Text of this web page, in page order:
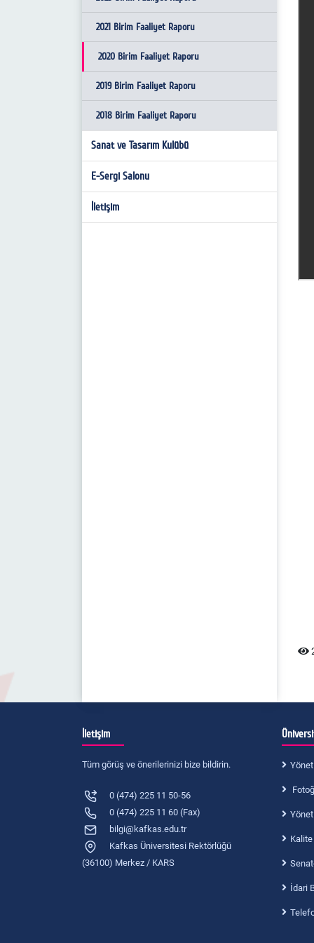
Sanat Eserleri Konservasyonu ve
Restorasyonu Bölümü
Seramik Bölümü
Radyo, Sinema ve Televizyon Bölümü
Tekstil ve Moda Tasarımı Bölümü
2021 Birim Faaliyet Raporu
2020 Birim Faaliyet Raporu
2019 Birim Faaliyet Raporu
2018 Birim Faaliyet Raporu
Sanat ve Tasarım Kulübü
E-Sergi Salonu
İletişim
İletişim
Tüm görüş ve önerilerinizi bize bildirin.
0 (474) 225 11 50-56
0 (474) 225 11 60 (Fax)
bilgi@kafkas.edu.tr
Kafkas Üniversitesi Rektörlüğü
(36100) Merkez / KARS
İdari